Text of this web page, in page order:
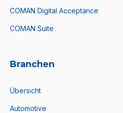
COMAN Digital Acceptance
COMAN Suite
Branchen
Übersicht
Automotive